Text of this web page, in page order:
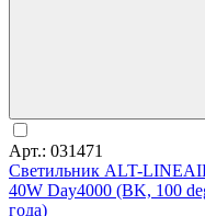
Арт.: 031471
Светильник ALT-
40W Day4000 (BK, 100
года)